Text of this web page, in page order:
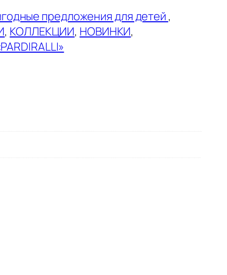
предложения для детей
, КОЛЛЕКЦИИ, НОВИНКИ